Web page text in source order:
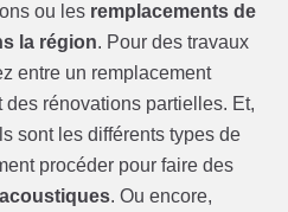
ou les remplacements de
la région. Pour des travaux
entre un remplacement
rénovations partielles. Et,
sont les différents types de
procéder pour faire des
. Ou encore,